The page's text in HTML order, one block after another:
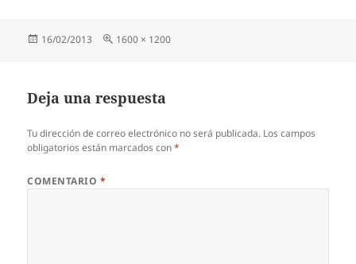
Publicado
16/02/2013
Tamaño
1600 × 1200
Deja una respuesta
Tu dirección de correo electrónico no será publicada. Los campos
obligatorios están marcados con*
COMENTARIO *